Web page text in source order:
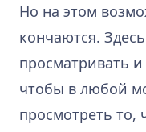
Но на этом
кончаются.
просматривать
чтобы в любой
просмотреть то,